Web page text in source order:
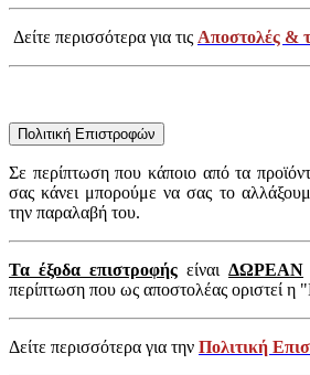
Δείτε περισσότερα για τις Αποστολές &
Πολιτική Επιστροφών
Σε περίπτωση που κάποιο από τα
σας κάνει μπορούμε να σας το
την παραλαβή του.
Τα έξοδα επιστροφής είναι ΔΩΡΕΑΝ
περίπτωση που ως αποστολέας οριστεί η
Δείτε περισσότερα για την Πολιτική